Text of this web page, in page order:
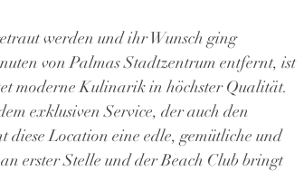
werden und ihr Wunsch ging
von Palmas Stadtzentrum entfernt, ist
moderne Kulinarik in höchster Qualität.
exklusiven Service, der auch den
diese Location eine edle, gemütliche und
erster Stelle und der Beach Club bringt